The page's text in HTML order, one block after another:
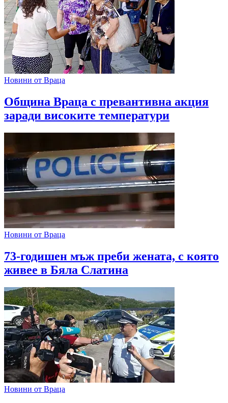
Новини от Враца
Община Враца с превантивна акция
заради високите температури
Новини от Враца
73-годишен мъж преби жената, с която
живее в Бяла Слатина
Новини от Враца